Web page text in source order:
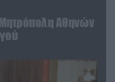
Μητρόπολη Αθηνών